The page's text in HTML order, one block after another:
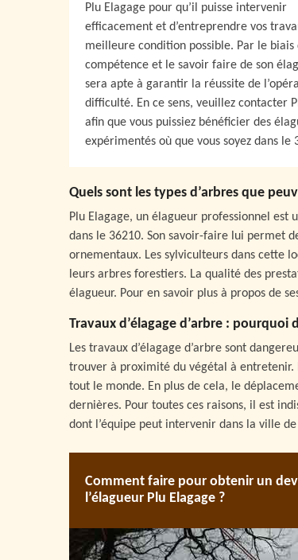
Plu Elagage pour qu’il puisse intervenir
efficacement et d’entreprendre vos
meilleure condition possible. Par le biais
compétence et le savoir faire de son
sera apte à garantir la réussite de
difficulté. En ce sens, veuillez contacter
afin que vous puissiez bénéficier des
expérimentés où que vous soyez dans le
Quels sont les types d’arbres que
Plu Elagage, un élagueur professionnel
dans le 36210. Son savoir-faire lui permet
ornementaux. Les sylviculteurs dans cette
leurs arbres forestiers. La qualité des
élagueur. Pour en savoir plus à propos de
Travaux d’élagage d’arbre :
Les travaux d’élagage d’arbre sont
trouver à proximité du végétal à entretenir.
tout le monde. En plus de cela, le
dernières. Pour toutes ces raisons, il est
dont l’équipe peut intervenir dans la ville
Comment faire pour obtenir un
l’élagueur Plu Elagage ?